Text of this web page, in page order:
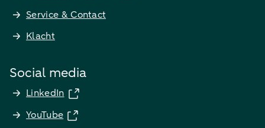
Service & Contact
Klacht
Social media
LinkedIn
YouTube